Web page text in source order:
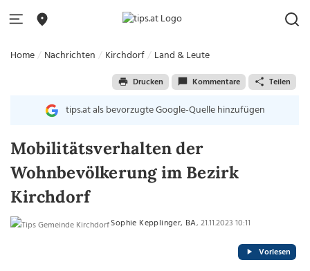
Home Nachrichten Kirchdorf Land & Leute
Drucken Kommentare Teilen
tips.at als bevorzugte Google-Quelle hinzufügen
Mobilitätsverhalten der
Wohnbevölkerung im Bezirk
Kirchdorf
Sophie Kepplinger, BA, 21.11.2023 10:11
Vorlesen